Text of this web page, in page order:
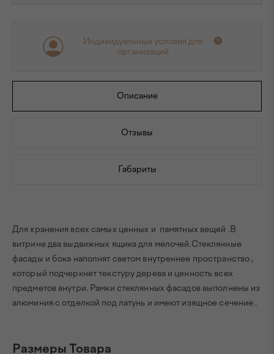
Индивидуальные условия для
организаций
Описание
Отзывы
Габариты
Для хранения всех самых ценных и памятных вещей .В
витрине два выдвижных ящика для мелочей.Стеклянные
фасады и бока наполнят светом внутреннее пространство ,
который подчеркнет текстуру дерева и ценность всех
предметов внутри. Рамки стеклянных фасадов выполнены из
алюминия с отделкой под латунь и имеют изящное сечение .
Размеры Товара